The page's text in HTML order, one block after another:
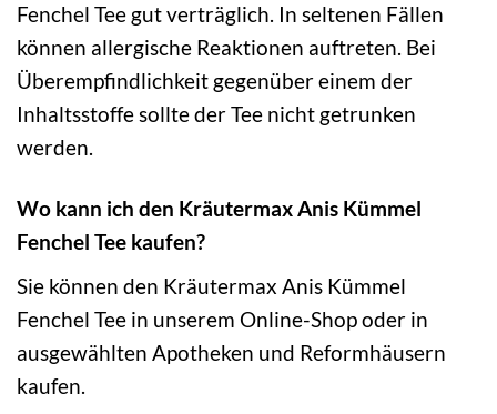
Fenchel Tee gut verträglich. In seltenen Fällen
können allergische Reaktionen auftreten. Bei
Überempfindlichkeit gegenüber einem der
Inhaltsstoffe sollte der Tee nicht getrunken
werden.
Wo kann ich den Kräutermax Anis Kümmel
Fenchel Tee kaufen?
Sie können den Kräutermax Anis Kümmel
Fenchel Tee in unserem Online-Shop oder in
ausgewählten Apotheken und Reformhäusern
kaufen.